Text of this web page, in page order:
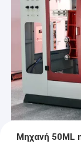
Μηχανή 50ML